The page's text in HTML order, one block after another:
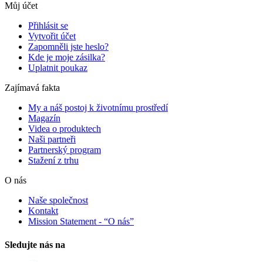
Můj účet
Přihlásit se
Vytvořit účet
Zapomněli jste heslo?
Kde je moje zásilka?
Uplatnit poukaz
Zajímavá fakta
My a náš postoj k životnímu prostředí
Magazín
Videa o produktech
Naši partneři
Partnerský program
Stažení z trhu
O nás
Naše společnost
Kontakt
Mission Statement - “O nás”
Sledujte nás na